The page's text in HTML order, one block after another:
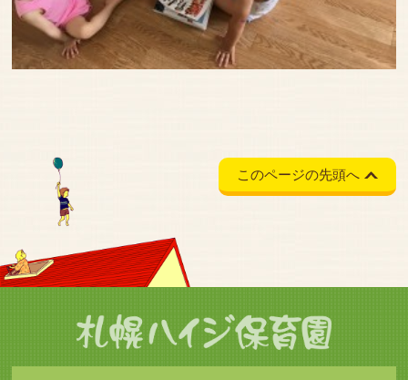
このページの先頭へ